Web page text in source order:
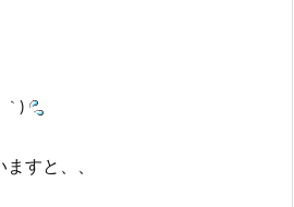
｀)
すと、、